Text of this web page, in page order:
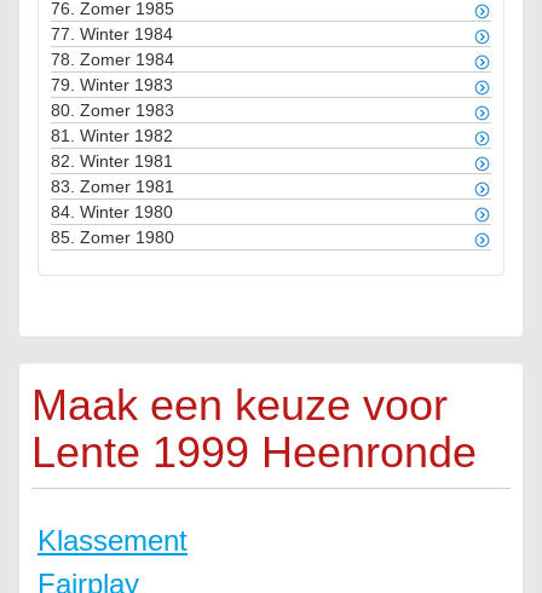
76. Zomer 1985
77. Winter 1984
78. Zomer 1984
79. Winter 1983
80. Zomer 1983
81. Winter 1982
82. Winter 1981
83. Zomer 1981
84. Winter 1980
85. Zomer 1980
Maak een keuze voor
Lente 1999 Heenronde
Klassement
Fairplay